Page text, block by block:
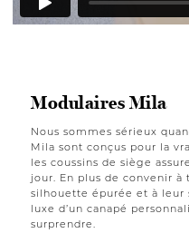
Modulaires Mila
Nous sommes sérieux
Mila sont conçus pour la
les coussins de siège
jour. En plus de convenir à
silhouette épurée et à leur
luxe d’un canapé
surprendre.